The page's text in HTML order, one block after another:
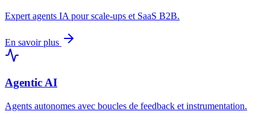
Expert agents IA pour scale-ups et SaaS B2B.
En savoir plus
Agentic AI
Agents autonomes avec boucles de feedback et instrumentation.